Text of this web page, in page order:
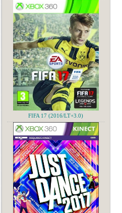
FIFA 17 (2016/LT+3.0)